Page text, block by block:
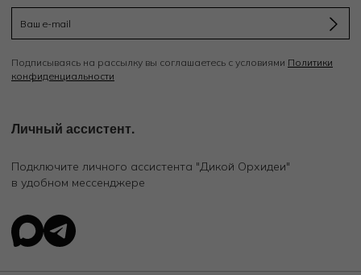
Подписываясь на рассылку вы соглашаетесь с условиями Политики
конфиденциальности
Личный ассистент.
Подключите личного ассистента "Дикой Орхидеи"
в удобном мессенджере